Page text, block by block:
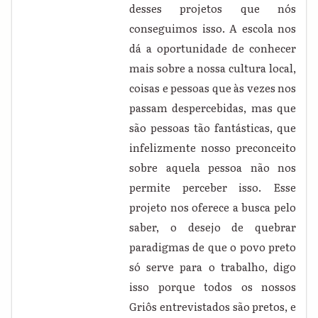
desses projetos que nós
conseguimos isso. A escola nos
dá a oportunidade de conhecer
mais sobre a nossa cultura local,
coisas e pessoas que às vezes nos
passam despercebidas, mas que
são pessoas tão fantásticas, que
infelizmente nosso preconceito
sobre aquela pessoa não nos
permite perceber isso. Esse
projeto nos oferece a busca pelo
saber, o desejo de quebrar
paradigmas de que o povo preto
só serve para o trabalho, digo
isso porque todos os nossos
Griôs entrevistados são pretos, e